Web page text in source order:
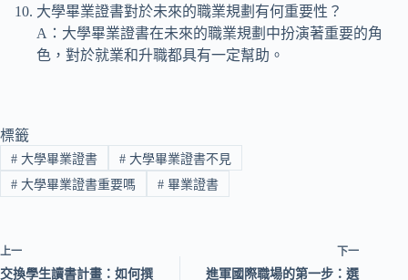
大學畢業證書對於未來的職業規劃有何重要性？
A：大學畢業證書在未來的職業規劃中扮演著重要的角
色，對於就業和升職都具有一定幫助。
標籤
#大學畢業證書 #大學畢業證書不見
#大學畢業證書重要嗎 #畢業證書
上一
交換學生讀書計畫：如何撰
下一
進軍國際職場的第一步：選